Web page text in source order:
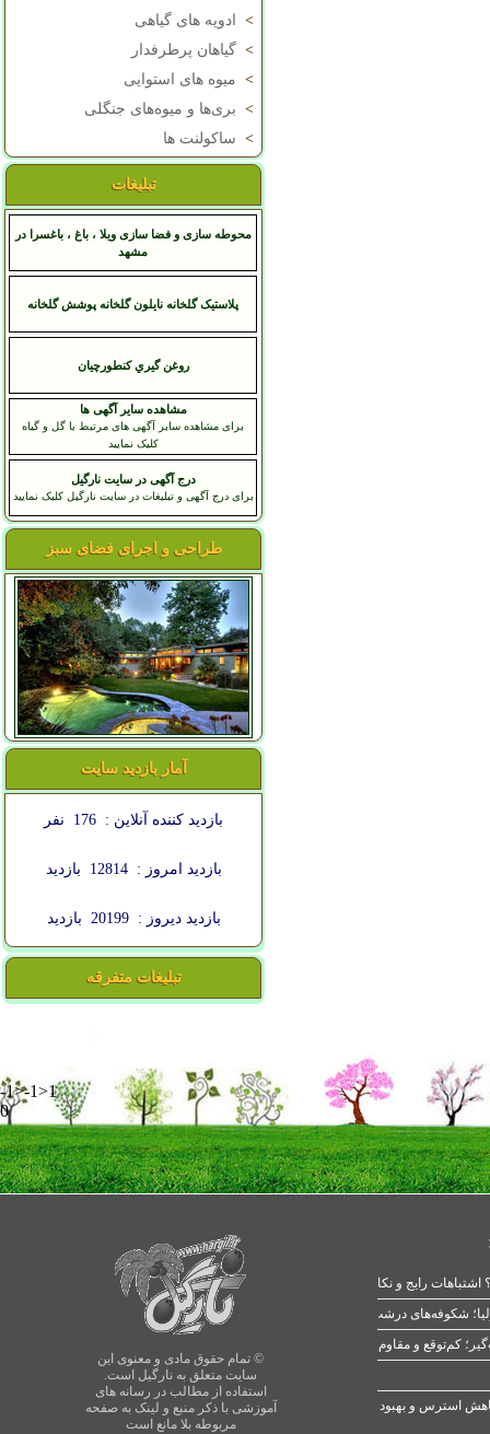
>
ادویه های گیاهی
> گیاهان پرطرفدار
> میوه های استوایی
> بری‌ها و میوه‌های جنگلی
> ساکولنت ها
تبلیغات
محوطه سازی و فضا سازی ویلا ، باغ ، باغسرا در
مشهد
پلاستیک گلخانه نایلون گلخانه پوشش گلخانه
روغن گيري کنطورچيان
مشاهده سایر آگهی ها
برای مشاهده سایر آگهی های مرتبط با گل و گیاه
کلیک نمایید
درج آگهی در سایت نارگیل
برای درج آگهی و تبلیغات در سایت نارگیل کلیک نمایید
طراحی و اجرای فضای سبز
آمار بازدید سایت
بازدید کننده آنلاین : 176 نفر
بازدید امروز : 12814 بازدید
بازدید دیروز : 20199 بازدید
تبلیغات متفرقه
-1>-1>1
0
© تمام حقوق مادی و معنوی این
سایت متعلق به نارگیل است.
استفاده از مطالب در رسانه های
آموزشی با ذکر منبع و لینک به صفحه
مربوطه بلا مانع است
رایج و نکات طلایی
شکوفه‌های درشت در بهار